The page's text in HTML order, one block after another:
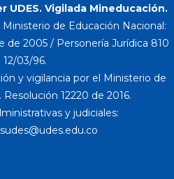
UDES. Vigilada Mineducación.
de Educación Nacional:
de 2005 / Personería Jurídica 810
12/03/96.
y vigilancia por el Ministerio de
12220 de 2016.
y judiciales: